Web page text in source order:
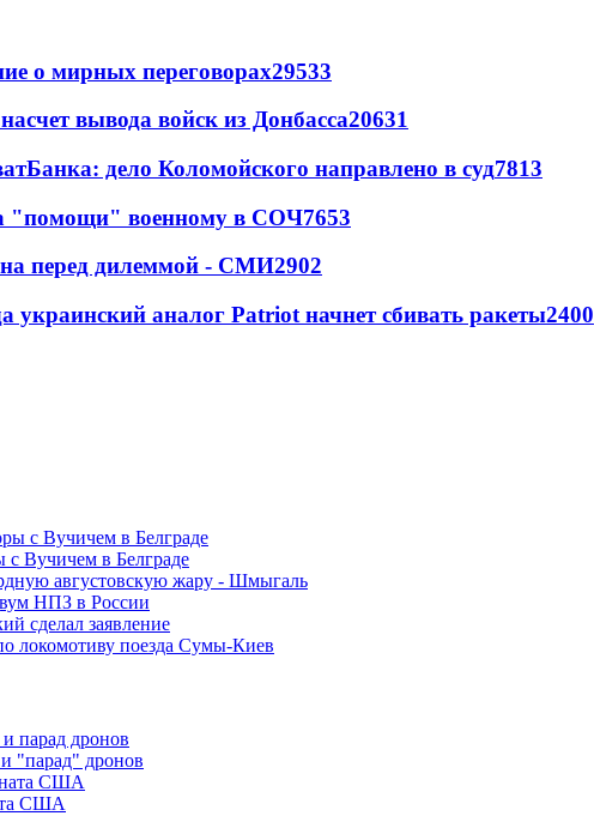
о мирных переговорах29533
вывода войск из Донбасса20631
дело Коломойского направлено в суд7813
"помощи" военному в СОЧ7653
перед дилеммой - СМИ2902
украинский аналог Patriot начнет сбивать ракеты2400
с Вучичем в Белграде
августовскую жару - Шмыгаль
НПЗ в России
сделал заявление
локомотиву поезда Сумы-Киев
"парад" дронов
США